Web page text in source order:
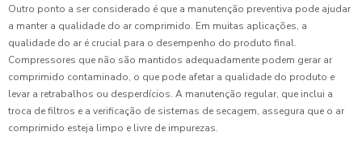
Outro ponto a ser considerado é que a manutenção preventiva pode ajudar
a manter a qualidade do ar comprimido. Em muitas aplicações, a
qualidade do ar é crucial para o desempenho do produto final.
Compressores que não são mantidos adequadamente podem gerar ar
comprimido contaminado, o que pode afetar a qualidade do produto e
levar a retrabalhos ou desperdícios. A manutenção regular, que inclui a
troca de filtros e a verificação de sistemas de secagem, assegura que o ar
comprimido esteja limpo e livre de impurezas.